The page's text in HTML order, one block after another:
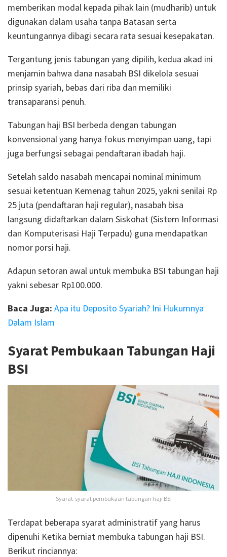
memberikan modal kepada pihak lain (mudharib) untuk
digunakan dalam usaha tanpa Batasan serta
keuntungannya dibagi secara rata sesuai kesepakatan.
Tergantung jenis tabungan yang dipilih, kedua akad ini
menjamin bahwa dana nasabah BSI dikelola sesuai
prinsip syariah, bebas dari riba dan memiliki
transaparansi penuh.
Tabungan haji BSI berbeda dengan tabungan
konvensional yang hanya fokus menyimpan uang, tapi
juga berfungsi sebagai pendaftaran ibadah haji.
Setelah saldo nasabah mencapai nominal minimum
sesuai ketentuan Kemenag tahun 2025, yakni senilai Rp
25 juta (pendaftaran haji regular), nasabah bisa
langsung didaftarkan dalam Siskohat (Sistem Informasi
dan Komputerisasi Haji Terpadu) guna mendapatkan
nomor porsi haji.
Adapun setoran awal untuk membuka BSI tabungan haji
yakni sebesar Rp100.000.
Baca Juga: Apa itu Deposito Syariah? Ini Hukumnya
Dalam Islam
Syarat Pembukaan Tabungan Haji
BSI
Syarat-syarat pembukaan tabungan haji BSI
Terdapat beberapa syarat administratif yang harus
dipenuhi Ketika berniat membuka tabungan haji BSI.
Berikut rinciannya: